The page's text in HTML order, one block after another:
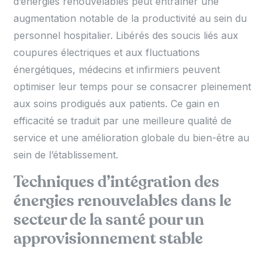
augmentation notable de la productivité au sein du
personnel hospitalier. Libérés des soucis liés aux
coupures électriques et aux fluctuations
énergétiques, médecins et infirmiers peuvent
optimiser leur temps pour se consacrer pleinement
aux soins prodigués aux patients. Ce gain en
efficacité se traduit par une meilleure qualité de
service et une amélioration globale du bien-être au
sein de l’établissement.
Techniques d’intégration des
énergies renouvelables dans le
secteur de la santé pour un
approvisionnement stable